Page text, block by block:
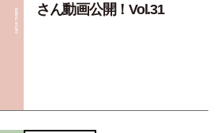
さん動画公開！Vol.31